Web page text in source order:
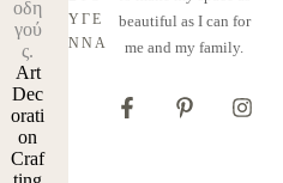
οδη
γού
ς.
Art
Dec
orati
on
Craf
ΎΓΕ
ΝΝΑ
beautiful as I can for
me and my family.